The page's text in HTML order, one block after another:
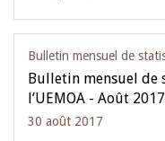
Bulletin mensuel de
Bulletin mensuel de
l’UEMOA - Août 2017
30 août 2017